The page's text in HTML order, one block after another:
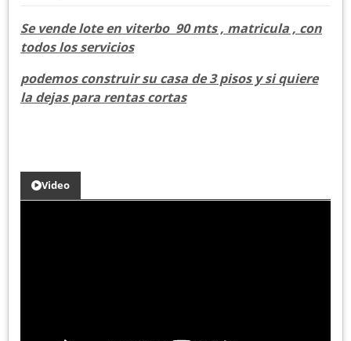
Se vende lote en viterbo 90 mts , matricula , con
todos los servicios
podemos construir su casa de 3 pisos y si quiere
la dejas para rentas cortas
Video